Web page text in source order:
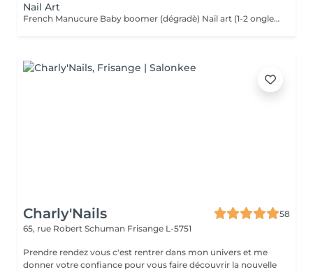
Nail Art
French Manucure Baby boomer (dégradè) Nail art (1-2 ongle) Nail art complet (tous les ongles) Strass/Bijoux Effet chrome/ glazed/ pearl
Charly'Nails
58
65, rue Robert Schuman Frisange L-5751
Prendre rendez vous c'est rentrer dans mon univers et me
donner votre confiance pour vous faire découvrir la nouvelle